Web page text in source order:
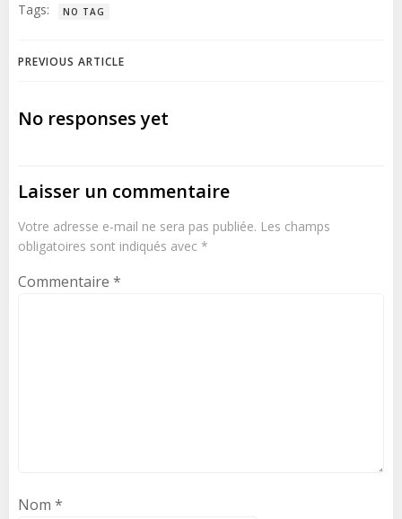
Tags: NO TAG
Post
navigation
PREVIOUS ARTICLE
No responses yet
Laisser un commentaire
Votre adresse e-mail ne sera pas publiée. Les champs
obligatoires sont indiqués avec *
Commentaire *
Nom *